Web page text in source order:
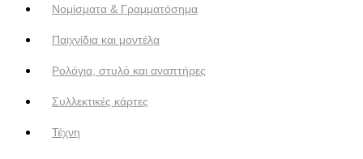
Νομίσματα & Γραμματόσημα
Παιχνίδια και μοντέλα
Ρολόγια, στυλό και αναπτήρες
Συλλεκτικές κάρτες
Τέχνη